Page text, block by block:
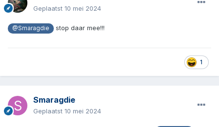
Geplaatst 10 mei 2024
@Smaragdie stop daar mee!!!
1
Smaragdie
Geplaatst 10 mei 2024